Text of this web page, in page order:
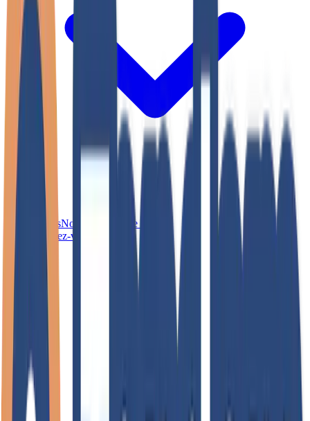
Nos agencesNos références
Le blog
Prenez rendez-vous